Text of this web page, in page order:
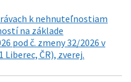
k nehnuteľnostiam
na základe
pod č. zmeny 32/2026 v
Liberec, ČR), zverej.